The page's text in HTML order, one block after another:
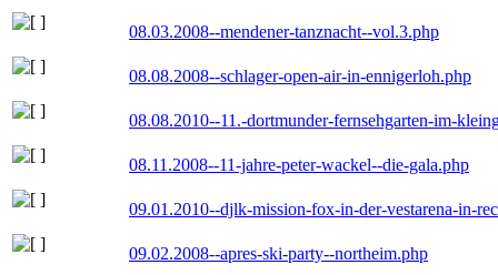
08.03.2008--mendener-tanznacht--vol.3.php
08.08.2008--schlager-open-air-in-ennigerloh.php
08.08.2010--11.-dortmunder-fernsehgarten-im-
08.11.2008--11-jahre-peter-wackel--die-gala.php
09.01.2010--djlk-mission-fox-in-der-vestarena-in-
09.02.2008--apres-ski-party--northeim.php